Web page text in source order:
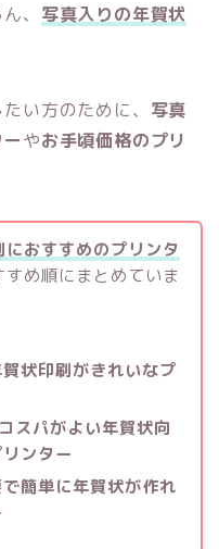
、 写真入りの年賀状
い方のために、 写真
やお手頃価格のプリ
におすすめのプリンタ
め順にまとめていま
状印刷がきれいなプ
スパがよい年賀状向
ンター
簡単に年賀状が作れ